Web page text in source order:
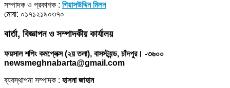
সম্পাদক ও প্রকাশক : গিয়াসউদ্দিন মিলন
মোবা: ০১৭১২১৯০৩৭০
বার্তা, বিজ্ঞাপন ও সম্পাদকীয় কার্যালয়
ফয়সাল শপিং কমপ্লেক্স (২য় তলা), বাসস্ট্যন্ড, চাঁদপুর। -৩৬০০
newsmeghnabarta@gmail.com
ব্যবস্থাপনা সম্পাদক : হাসনা জাহান